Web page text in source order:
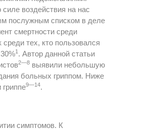
воздействия на нас
послужным списком в деле
смертности среди
тех, кто пользовался
1 . Автор данной статьи
2—8 выявили небольшую
больных гриппом. Ниже
9—14.
симптомов. К